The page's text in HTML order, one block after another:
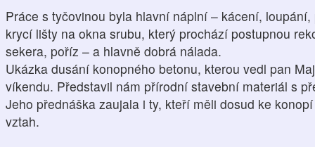
Práce s tyčovinou byla hlavní náplní – kácení,
krycí lišty na okna srubu, který prochází postupnou
sekera, poříz – a hlavně dobrá nálada.
Ukázka dusání konopného betonu, kterou vedl pan
víkendu. Představil nám přírodní stavební materiál s
Jeho přednáška zaujala i ty, kteří měli dosud ke
vztah.